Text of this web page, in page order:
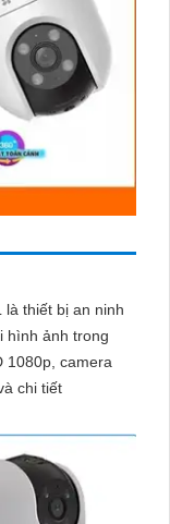
là thiết bị an ninh
hình ảnh trong
chi tiết